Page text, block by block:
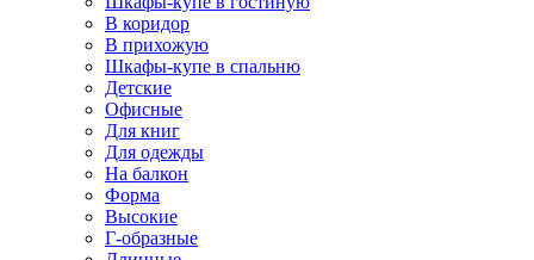
В коридор
В прихожую
Шкафы-купе в спальню
Детские
Офисные
Для книг
Для одежды
На балкон
Форма
Высокие
Г-образные